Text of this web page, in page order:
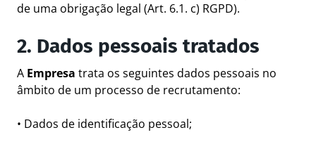
de uma obrigação legal (Art. 6.1. c) RGPD).
2. Dados pessoais tratados
A Empresa trata os seguintes dados pessoais no
âmbito de um processo de recrutamento:
• Dados de identificação pessoal;